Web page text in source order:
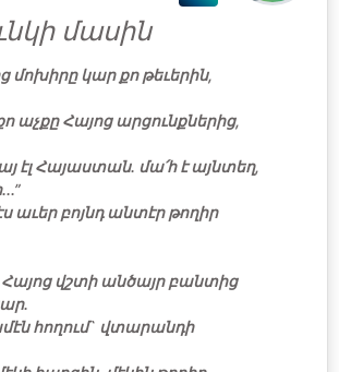
մասին
մոխիրը կար քո թեւերին,
աչքը Հայոց արցունքներից,
էլ Հայաստան. մա՛հ է այնտեղ,
աւեր բոյնդ անտէր թողիր
Հայոց վշտի անծայր բանտից
հողում` վտարանդի